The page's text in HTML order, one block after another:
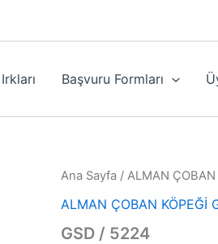
Başvuru Formları
Ana Sayfa / ALMAN ÇOBAN
ALMAN ÇOBAN KÖPEĞİ
GSD / 5224